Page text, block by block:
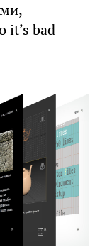
it’s bad